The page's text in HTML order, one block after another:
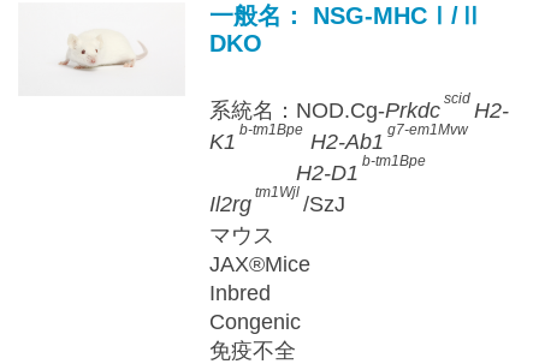
一般名： NSG-MHCⅠ/Ⅱ
DKO
系統名：NOD.Cg-Prkdc
scid
H2-
K1
b-tm1Bpe
H2-Ab1
g7-em1Mvw
H2-D1
b-tm1Bpe
Il2rg
tm1Wjl
/SzJ
マウス
JAX®Mice
Inbred
Congenic
免疫不全